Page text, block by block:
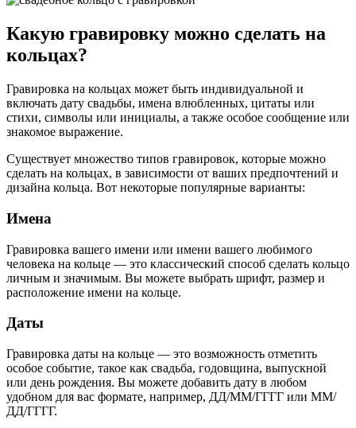
Какую гравировку можно сделать на
кольцах?
Гравировка на кольцах может быть индивидуальной и
включать дату свадьбы, имена влюбленных, цитаты или
стихи, символы или инициалы, а также особое сообщение или
знакомое выражение.
Существует множество типов гравировок, которые можно
сделать на кольцах, в зависимости от ваших предпочтений и
дизайна кольца. Вот некоторые популярные варианты:
Имена
Гравировка вашего имени или имени вашего любимого
человека на кольце — это классический способ сделать кольцо
личным и значимым. Вы можете выбрать шрифт, размер и
расположение имени на кольце.
Даты
Гравировка даты на кольце — это возможность отметить
особое событие, такое как свадьба, годовщина, выпускной
или день рождения. Вы можете добавить дату в любом
удобном для вас формате, например, ДД/ММ/ГГГГ или ММ/
ДД/ГГГГ.